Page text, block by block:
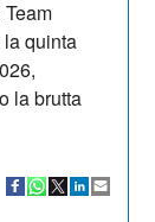
quinta
la brutta